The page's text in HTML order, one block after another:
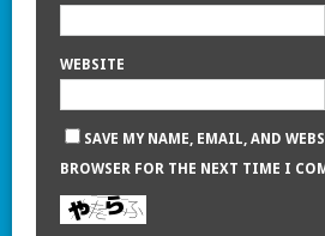
WEBSITE
SAVE MY NAME, EMAIL, AND
BROWSER FOR THE NEXT TIME I